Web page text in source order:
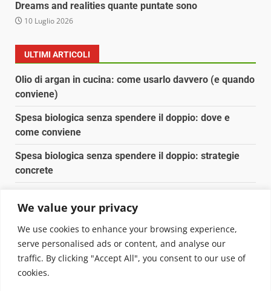
We value your privacy
We use cookies to enhance your browsing experience,
serve personalised ads or content, and analyse our
traffic. By clicking "Accept All", you consent to our use of
cookies.
Dreams and realities quante puntate sono
10 Luglio 2026
ULTIMI ARTICOLI
Olio di argan in cucina: come usarlo davvero (e quando
conviene)
Spesa biologica senza spendere il doppio: dove e
come conviene
Spesa biologica senza spendere il doppio: strategie
concrete
Pulizia naturale della casa: 3 ingredienti che
sostituiscono 10 prodotti chimici
Copyright © 2025 Biopianeta.it proprietà di Jws Media